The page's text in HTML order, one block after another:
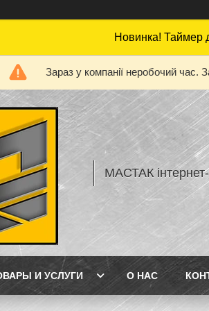
Новинка! Таймер
Зараз у компанії неробочий час.
МАСТАК
И УСЛУГИ О НАС